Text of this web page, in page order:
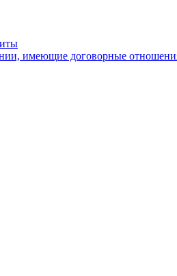
имеющие договорные